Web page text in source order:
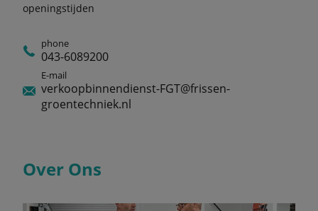
openingstijden
phone
043-6089200
E-mail
verkoopbinnendienst-FGT@frissen-
groentechniek.nl
Over Ons